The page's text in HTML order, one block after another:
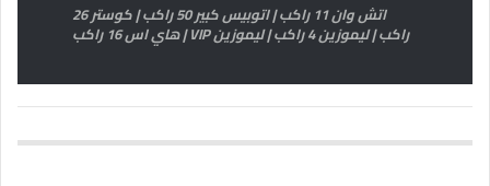
اتش وان 11 راكب | اتوبيس كبير 50 راكب | كوستر 26
راكب | ليموزين 4 راكب | ليموزين VIP | هاي اس 16 راكب